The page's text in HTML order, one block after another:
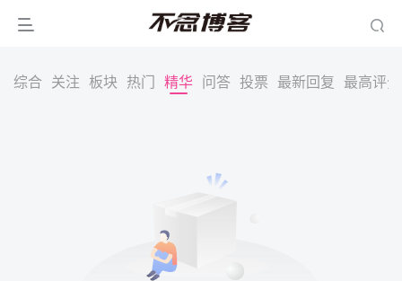
综合 关注 板块 热门 精华 问答 投票 最新回复 最高评分